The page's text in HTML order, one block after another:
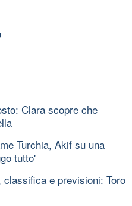
Clara scopre che
Turchia, Akif su una
tutto'
e previsioni: Toro